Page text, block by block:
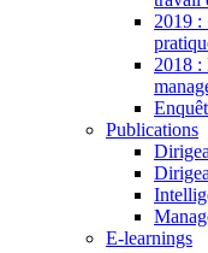
2019 :
2018 :
Publications
E-learnings